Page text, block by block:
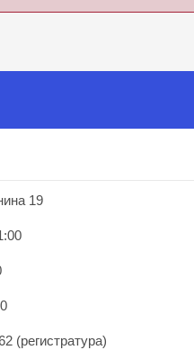
19
(регистратура)